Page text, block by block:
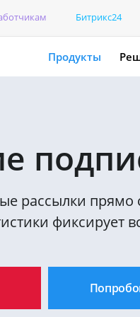
Битрикс24
Продукты
рассылки
фиксирует